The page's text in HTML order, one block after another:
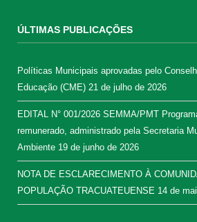
ÚLTIMAS PUBLICAÇÕES
Políticas Municipais aprovadas pelo
Educação (CME) 21 de julho de 2026
EDITAL N° 001/2026 SEMMA/PMT
remunerado, administrado pela Secretaria
Ambiente 19 de junho de 2026
NOTA DE ESCLARECIMENTO À
POPULAÇÃO TRACUATEUENSE 14 de